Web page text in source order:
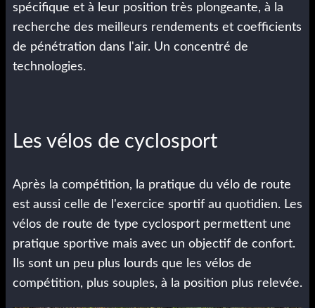
spécifique et à leur position très plongeante, à la
recherche des meilleurs rendements et coefficients
de pénétration dans l'air. Un concentré de
technologies.
Les vélos de cyclosport
Après la compétition, la pratique du vélo de route
est aussi celle de l'exercice sportif au quotidien. Les
vélos de route de type cyclosport permettent une
pratique sportive mais avec un objectif de confort.
Ils sont un peu plus lourds que les vélos de
compétition, plus souples, à la position plus relevée.